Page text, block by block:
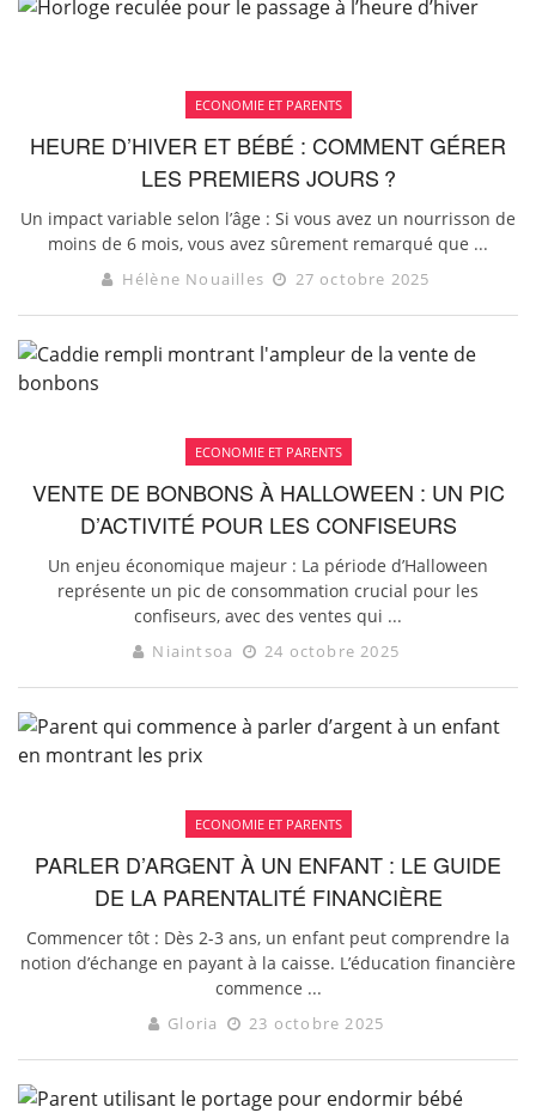
ECONOMIE ET PARENTS
HEURE D’HIVER ET BÉBÉ : COMMENT GÉRER
LES PREMIERS JOURS ?
Un impact variable selon l’âge : Si vous avez un nourrisson de
moins de 6 mois, vous avez sûrement remarqué que ...
Hélène Nouailles 27 octobre 2025
ECONOMIE ET PARENTS
VENTE DE BONBONS À HALLOWEEN : UN PIC
D’ACTIVITÉ POUR LES CONFISEURS
Un enjeu économique majeur : La période d’Halloween
représente un pic de consommation crucial pour les
confiseurs, avec des ventes qui ...
Niaintsoa 24 octobre 2025
ECONOMIE ET PARENTS
PARLER D’ARGENT À UN ENFANT : LE GUIDE
DE LA PARENTALITÉ FINANCIÈRE
Commencer tôt : Dès 2-3 ans, un enfant peut comprendre la
notion d’échange en payant à la caisse. L’éducation financière
commence ...
Gloria 23 octobre 2025